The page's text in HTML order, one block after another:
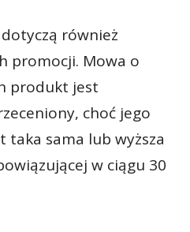
również
promocji. Mowa o
produkt jest
choć jego
taka sama lub wyższa
w ciągu 30